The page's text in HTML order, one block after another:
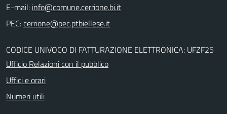
E-mail:
PEC:
CODICE UNIVOCO DI FATTURAZIONE ELETTRONICA: UFZF25
Ufficio Relazioni con il pubblico
Uffici e orari
Numeri utili